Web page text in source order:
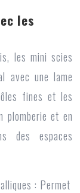
les
les mini scies
avec une lame
fines et les
plomberie et en
des espaces
: Permet